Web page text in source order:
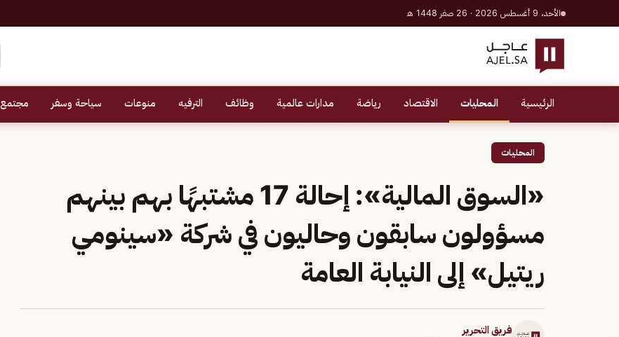
الأحد، 9 أغسطس 2026 · 26 صفر 1448 هـ
الرئيسية المحليات الاقتصاد رياضة مدارات عالمية وظائف الترفيه منوعات سياحة وسفر مجتمع
المحليات
«السوق المالية»: إحالة 17 مشتبهًا بهم بينهم
مسؤولون سابقون وحاليون في شركة «سينومي
ريتيل» إلى النيابة العامة
فريق التحرير